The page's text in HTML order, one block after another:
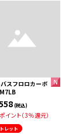
スフロロカーボ
(税込)
イント（3％還元）
レット